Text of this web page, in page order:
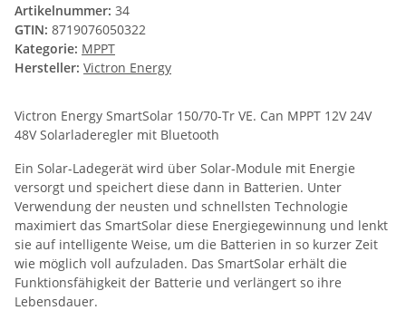
Artikelnummer: 34
GTIN: 8719076050322
Kategorie: MPPT
Hersteller: Victron Energy
Victron Energy SmartSolar 150/70-Tr VE. Can MPPT 12V 24V
48V Solarladeregler mit Bluetooth
Ein Solar-Ladegerät wird über Solar-Module mit Energie
versorgt und speichert diese dann in Batterien. Unter
Verwendung der neusten und schnellsten Technologie
maximiert das SmartSolar diese Energiegewinnung und lenkt
sie auf intelligente Weise, um die Batterien in so kurzer Zeit
wie möglich voll aufzuladen. Das SmartSolar erhält die
Funktionsfähigkeit der Batterie und verlängert so ihre
Lebensdauer.